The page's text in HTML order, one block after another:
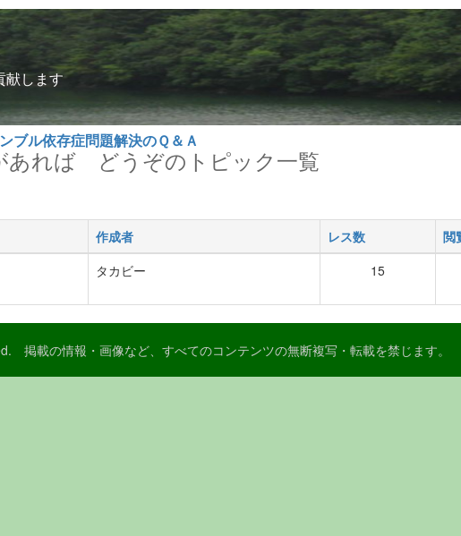
献します
ブル依存症問題解決のＱ＆Ａ
あれば どうぞのトピック一覧
作成者 レス数 閲
タカビー 15
掲載の情報・画像など、すべてのコンテンツの無断複写・転載を禁じます。